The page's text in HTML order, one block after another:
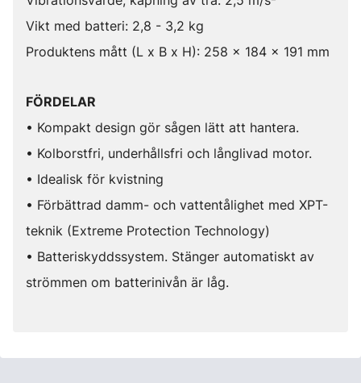
Vikt med batteri: 2,8 - 3,2 kg
Produktens mått (L x B x H): 258 x 184 x 191 mm
FÖRDELAR
• Kompakt design gör sågen lätt att hantera.
• Kolborstfri, underhållsfri och långlivad motor.
• Idealisk för kvistning
• Förbättrad damm- och vattentålighet med XPT-
teknik (Extreme Protection Technology)
• Batteriskyddssystem. Stänger automatiskt av
strömmen om batterinivån är låg.